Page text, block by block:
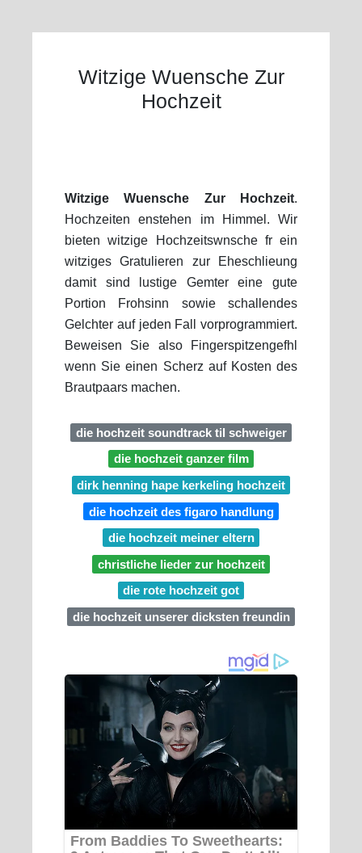
Witzige Wuensche Zur
Hochzeit
Witzige Wuensche Zur Hochzeit.
Hochzeiten enstehen im Himmel. Wir
bieten witzige Hochzeitswnsche fr ein
witziges Gratulieren zur Eheschlieung
damit sind lustige Gemter eine gute
Portion Frohsinn sowie schallendes
Gelchter auf jeden Fall vorprogrammiert.
Beweisen Sie also Fingerspitzengefhl
wenn Sie einen Scherz auf Kosten des
Brautpaars machen.
die hochzeit soundtrack til schweiger
die hochzeit ganzer film
dirk henning hape kerkeling hochzeit
die hochzeit des figaro handlung
die hochzeit meiner eltern
christliche lieder zur hochzeit
die rote hochzeit got
die hochzeit unserer dicksten freundin